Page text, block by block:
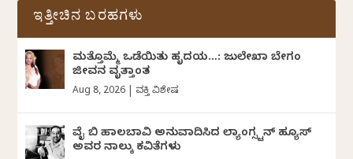
ಇತ್ತೀಚಿನ ಬರಹಗಳು
ಮತ್ತೊಮ್ಮೆ ಒಡೆಯಿತು ಹೃದಯ…: ಜುಲೇಖಾ ಬೇಗಂ
ಜೀವನ ವೃತ್ತಾಂತ
Aug 8, 2026 ವ್ಯಕ್ತಿ ವಿಶೇಷ
ವೈ ಬಿ ಹಾಲಬಾವಿ ಅನುವಾದಿಸಿದ ಲ್ಯಾಂಗ್ಸ್ಟನ್ ಹ್ಯೂಸ್
ಅವರ ನಾಲ್ಕು ಕವಿತೆಗಳು